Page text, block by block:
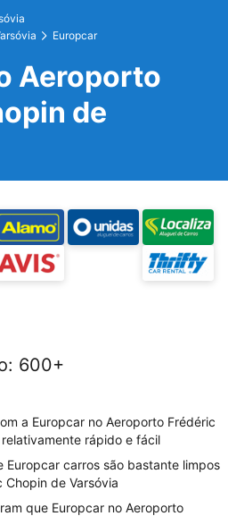
Europcar
Aeroporto
de
: 600+
a Europcar no Aeroporto Frédéric
rápido e fácil
Europcar carros são bastante limpos
Chopin de Varsóvia
que Europcar no Aeroporto